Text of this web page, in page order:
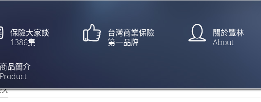
保險大家談
1386集
台灣商業保險
第一品牌
關於豐林
About
商品簡介
Product
【銳傳媒/編輯中心】